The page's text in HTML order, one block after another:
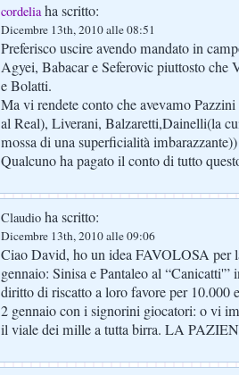
cordeliaha scritto:
Dicembre 13th, 2010 alle 08:51
Preferisco uscire avendo mandato in
Agyei, Babacar e Seferovic piuttosto che
e Bolatti.
Ma vi rendete conto che avevamo
al Real), Liverani, Balzaretti,Dainelli(la
mossa di una superficialità
Qualcuno ha pagato il conto di tutto
Claudio ha scritto:
Dicembre 13th, 2010 alle 09:06
Ciao David, ho un idea FAVOLOSA per
gennaio: Sinisa e Pantaleo al “Canicatti'”
diritto di riscatto a loro favore per 10.000
2 gennaio con i signorini giocatori: o vi
il viale dei mille a tutta birra. LA